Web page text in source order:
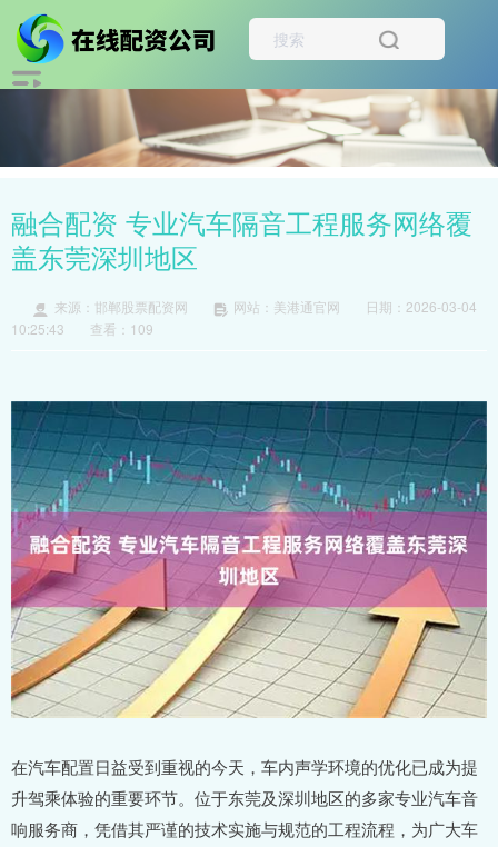
融合配资 专业汽车隔音工程服务网络覆
盖东莞深圳地区
来源：邯郸股票配资网 网站：美港通官网
日期：2026-03-04
10:25:43
查看：109
在汽车配置日益受到重视的今天，车内声学环境的优化已成为提
升驾乘体验的重要环节。位于东莞及深圳地区的多家专业汽车音
响服务商，凭借其严谨的技术实施与规范的工程流程，为广大车